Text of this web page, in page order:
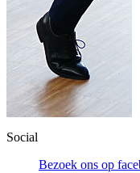
Social
Bezoek ons op